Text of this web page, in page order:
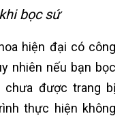
bọc sứ
hiện đại có công
nhiên nếu bạn bọc
được trang bị
thực hiện không